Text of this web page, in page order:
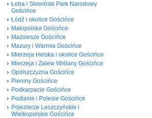
Łeba i Słowiński Park Narodowy
Gościńce
Łódź i okolice Gościńce
Małopolska Gościńce
Mazowsze Gościńce
Mazury i Warmia Gościńce
Mierzeja Helska i okolice Gościńce
Mierzeja i Zalew Wiślany Gościńce
Opolszczyzna Gościńce
Pieniny Gościńce
Podkarpacie Gościńce
Podlasie i Polesie Gościńce
Pojezierze Leszczyńskie i
Wielkopolskie Gościńce